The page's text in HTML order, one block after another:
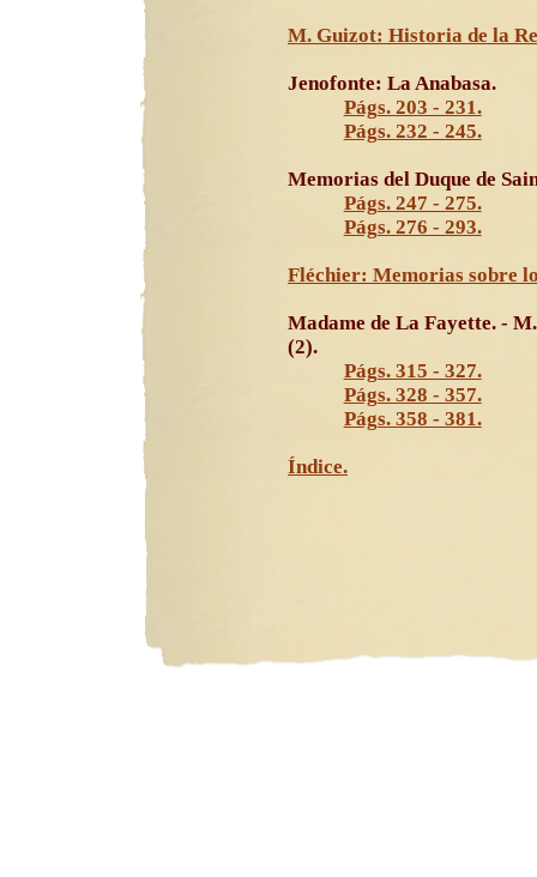
M. Guizot: Historia de la
Jenofonte: La Anabasa.
Págs. 203 - 231.
Págs. 232 - 245.
Memorias del Duque de
Págs. 247 - 275.
Págs. 276 - 293.
Fléchier: Memorias sobre
Madame de La Fayette. -
(2).
Págs. 315 - 327.
Págs. 328 - 357.
Págs. 358 - 381.
Índice.